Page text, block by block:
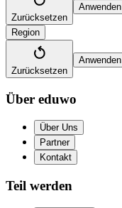
Zurücksetzen
Anwenden
Region
Zurücksetzen
Anwenden
Über eduwo
Über Uns
Partner
Kontakt
Teil werden